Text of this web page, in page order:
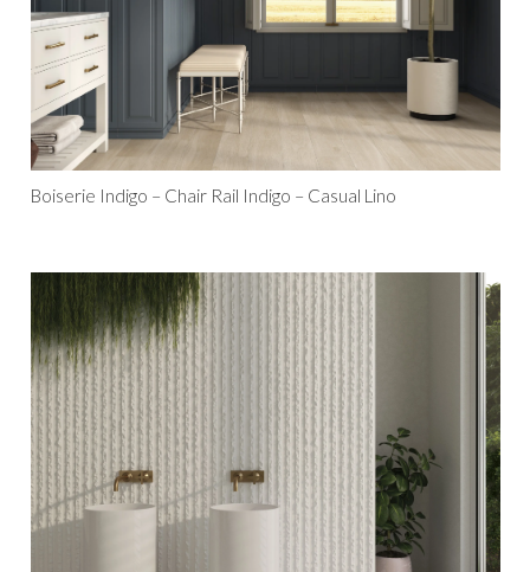
Boiserie Indigo – Chair Rail Indigo – Casual Lino